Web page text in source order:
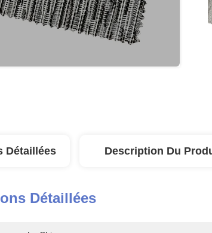
Détaillées Description Du
Détaillées